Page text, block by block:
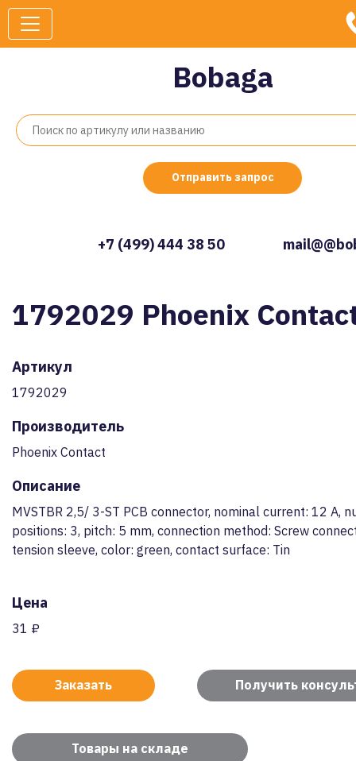
Bobaga
Отправить запрос
+7 (499) 444 38 50
1792029 Phoenix
Артикул
1792029
Производитель
Phoenix Contact
Описание
MVSTBR 2,5/ 3-ST PCB connector, nominal current: 12 A,
positions: 3, pitch: 5 mm, connection method: Screw
tension sleeve, color: green, contact surface: Tin
Цена
31 ₽
Заказать Получить
Товары на складе